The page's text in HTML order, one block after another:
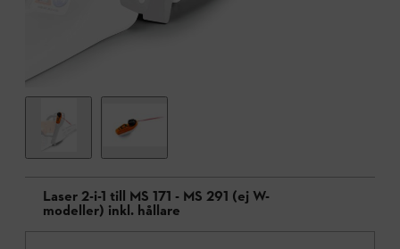
Laser 2-i-1 till MS 171 - MS 291 (ej W-
modeller) inkl. hållare